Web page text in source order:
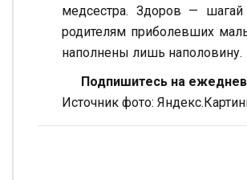
медсестра. Здоров —
родителям приболевших
наполнены лишь наполовину.
Подпишитесь на
Источник фото: